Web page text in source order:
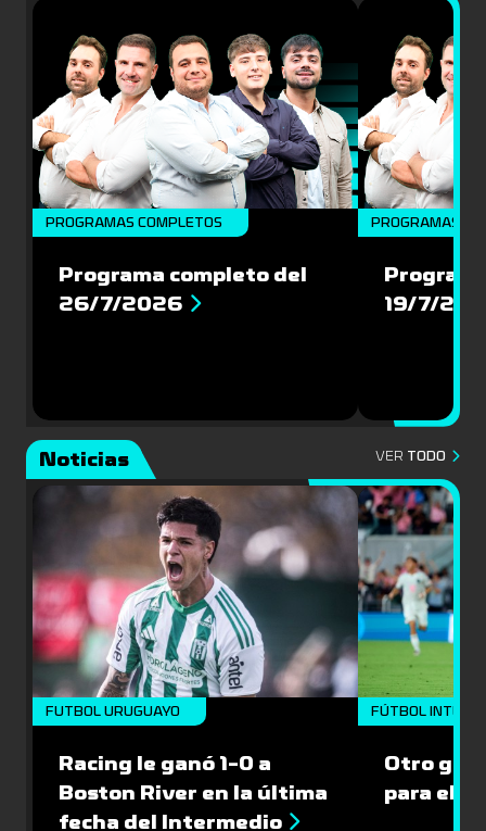
PROGRAMAS COMPLETOS
Programa completo del
26/7/2026
PROGRAMAS
19/7/
Noticias VER TODO
FUTBOL URUGUAYO
Racing le ganó 1-0 a
Boston River en la última
fecha del Intermedio
FÚTBOL
Otro gol
para el